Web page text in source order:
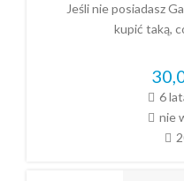
Jeśli nie posiadasz
kupić taką,
6
nie